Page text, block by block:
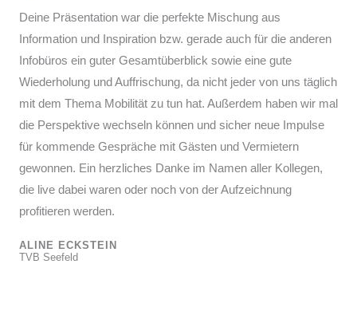
Deine Präsentation war die perfekte Mischung aus
Information und Inspiration bzw. gerade auch für die anderen
Infobüros ein guter Gesamtüberblick sowie eine gute
Wiederholung und Auffrischung, da nicht jeder von uns täglich
mit dem Thema Mobilität zu tun hat. Außerdem haben wir mal
die Perspektive wechseln können und sicher neue Impulse
für kommende Gespräche mit Gästen und Vermietern
gewonnen. Ein herzliches Danke im Namen aller Kollegen,
die live dabei waren oder noch von der Aufzeichnung
profitieren werden.
ALINE ECKSTEIN
TVB Seefeld